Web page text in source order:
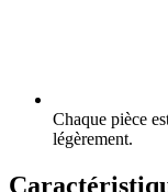
Chaque pièce
légèrement.